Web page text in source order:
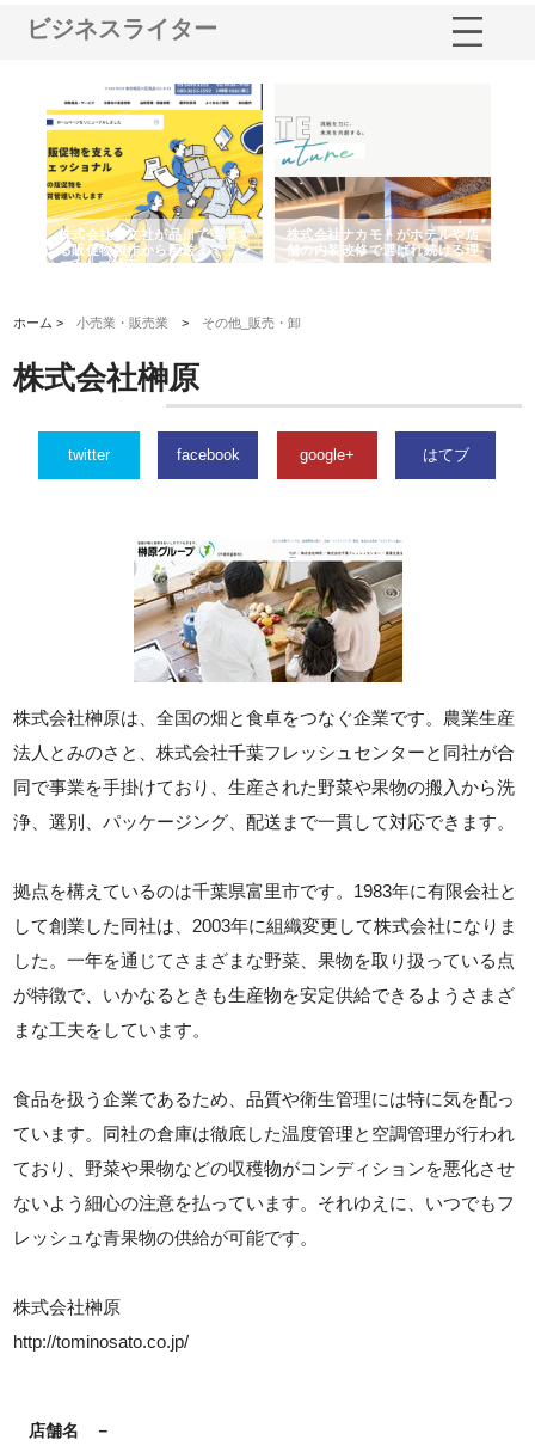
ビジネスライター
株式会社耕文社が品川で実現す
る販促物製作から配送までワン
ストップ対応
株式会社ナカモトがホテルや店
舗の内装改修で選ばれ続ける理
由
ホーム >小売業・販売業 > その他_販売・卸
株式会社榊原
twitter facebook google+ はてブ
株式会社榊原は、全国の畑と食卓をつなぐ企業です。農業生産
法人とみのさと、株式会社千葉フレッシュセンターと同社が合
同で事業を手掛けており、生産された野菜や果物の搬入から洗
浄、選別、パッケージング、配送まで一貫して対応できます。
拠点を構えているのは千葉県富里市です。1983年に有限会社と
して創業した同社は、2003年に組織変更して株式会社になりま
した。一年を通じてさまざまな野菜、果物を取り扱っている点
が特徴で、いかなるときも生産物を安定供給できるようさまざ
まな工夫をしています。
食品を扱う企業であるため、品質や衛生管理には特に気を配っ
ています。同社の倉庫は徹底した温度管理と空調管理が行われ
ており、野菜や果物などの収穫物がコンディションを悪化させ
ないよう細心の注意を払っています。それゆえに、いつでもフ
レッシュな青果物の供給が可能です。
株式会社榊原
http://tominosato.co.jp/
店舗名 －